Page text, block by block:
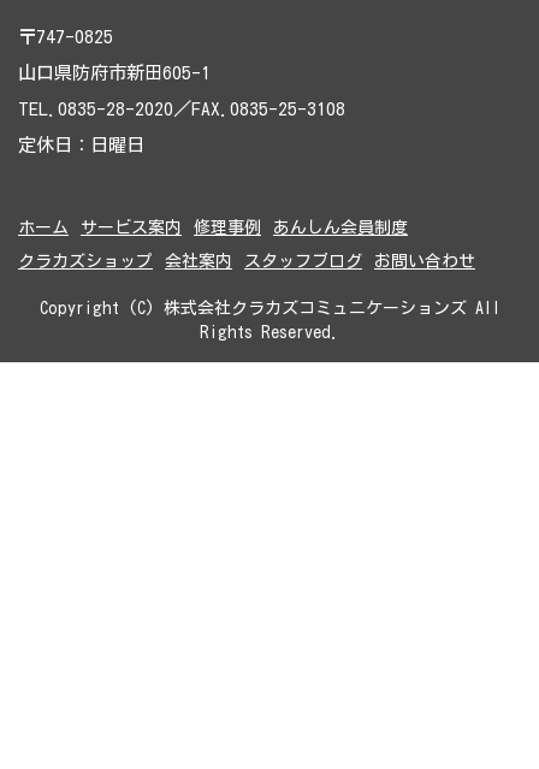
〒747-0825
山口県防府市新田605-1
TEL.0835-28-2020／FAX.0835-25-3108
定休日：日曜日
ホーム サービス案内 修理事例
あんしん会員制度
クラカズショップ
会社案内 スタッフブログ お問い合わせ
Copyright (C) 株式会社クラカズコミュニケーションズ All
Rights Reserved.